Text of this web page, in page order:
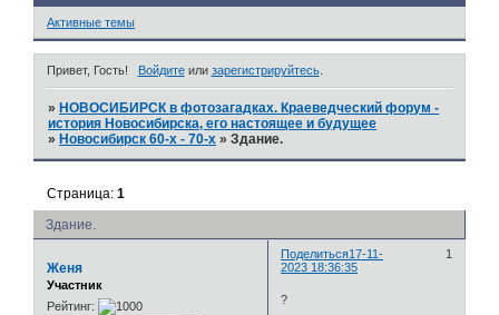
Активные темы
Привет, Гость! Войдитеили зарегистрируйтесь.
» НОВОСИБИРСК в фотозагадках. Краеведческий форум -
история Новосибирска, его настоящее и будущее
» Новосибирск 60-х - 70-х »Здание.
Здание.
Страница:1
Поделиться 1
17-11-
2023 18:36:35
Женя
Участник
Рейтинг:
?